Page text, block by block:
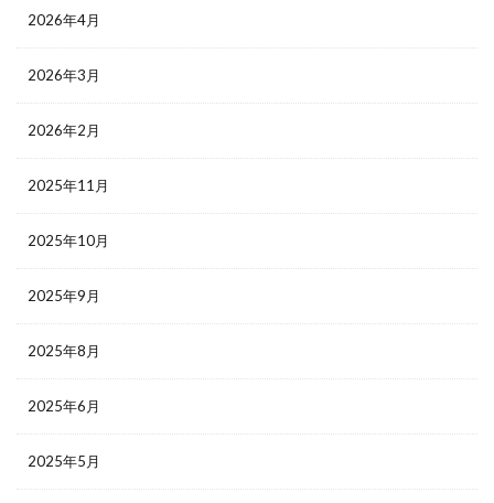
2026年4月
2026年3月
2026年2月
2025年11月
2025年10月
2025年9月
2025年8月
2025年6月
2025年5月